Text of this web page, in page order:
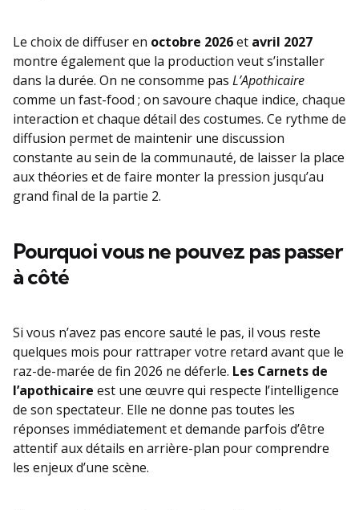
Le choix de diffuser en octobre 2026et avril 2027
montre également que la production veut s’installer
dans la durée. On ne consomme pas L’Apothicaire
comme un fast-food ; on savoure chaque indice, chaque
interaction et chaque détail des costumes. Ce rythme de
diffusion permet de maintenir une discussion
constante au sein de la communauté, de laisser la place
aux théories et de faire monter la pression jusqu’au
grand final de la partie 2.
Pourquoi vous ne pouvez pas passer
à côté
Si vous n’avez pas encore sauté le pas, il vous reste
quelques mois pour rattraper votre retard avant que le
raz-de-marée de fin 2026 ne déferle. Les Carnets de
l’apothicaire est une œuvre qui respecte l’intelligence
de son spectateur. Elle ne donne pas toutes les
réponses immédiatement et demande parfois d’être
attentif aux détails en arrière-plan pour comprendre
les enjeux d’une scène.